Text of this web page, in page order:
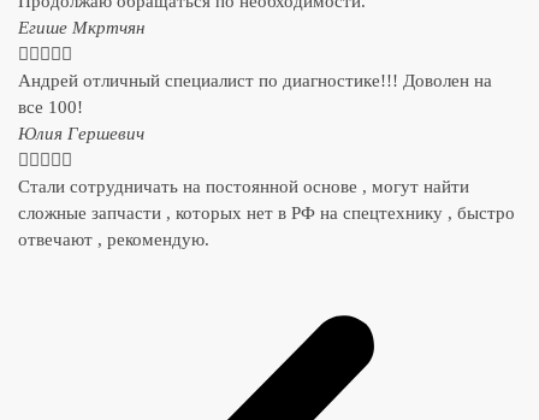
​Егише Мкртчян
    
Андрей отличный специалист по диагностике!!! Доволен на
все 100!
​Юлия Гершевич
    
Стали сотрудничать на постоянной основе , могут найти
сложные запчасти , которых нет в РФ на спецтехнику , быстро
отвечают , рекомендую.